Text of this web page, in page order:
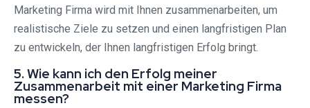
Marketing Firma wird mit Ihnen zusammenarbeiten, um
realistische Ziele zu setzen und einen langfristigen Plan
zu entwickeln, der Ihnen langfristigen Erfolg bringt.
5. Wie kann ich den Erfolg meiner
Zusammenarbeit mit einer Marketing Firma
messen?